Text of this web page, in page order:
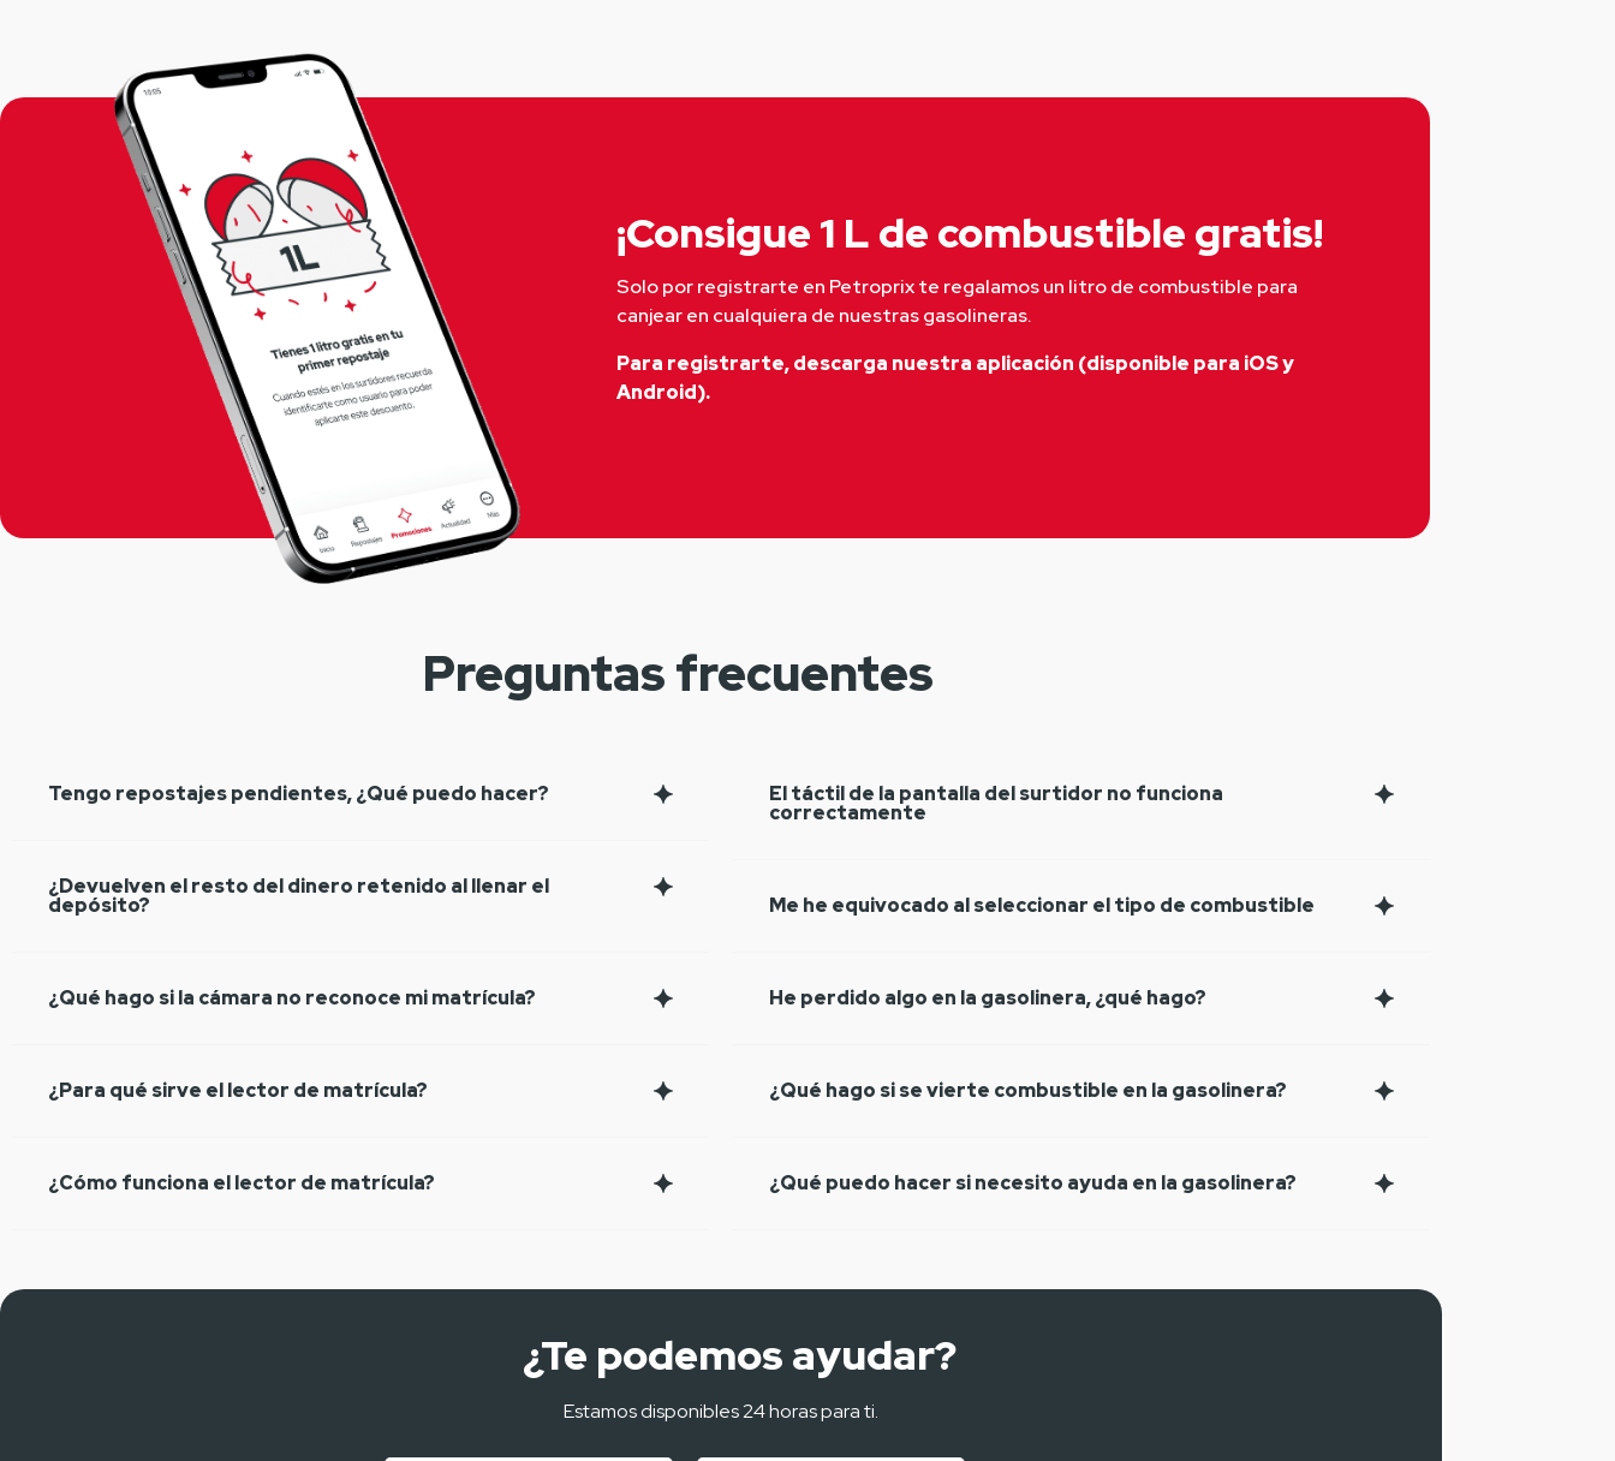
¡Consigue 1 L de combustible gratis!
Solo por registrarte en Petroprix te regalamos un litro de combustible para
canjear en cualquiera de nuestras gasolineras.
Para registrarte, descarga nuestra aplicación (disponible para iOS y
Android).
Preguntas frecuentes
Tengo repostajes pendientes, ¿Qué puedo hacer?
¿Devuelven el resto del dinero retenido al llenar el
depósito?
¿Qué hago si la cámara no reconoce mi matrícula?
¿Para qué sirve el lector de matrícula?
¿Cómo funciona el lector de matrícula?
El táctil de la pantalla del surtidor no funciona
correctamente
Me he equivocado al seleccionar el tipo de combustible
He perdido algo en la gasolinera, ¿qué hago?
¿Qué hago si se vierte combustible en la gasolinera?
¿Qué puedo hacer si necesito ayuda en la gasolinera?
¿Te podemos ayudar?
Estamos disponibles 24 horas para ti.